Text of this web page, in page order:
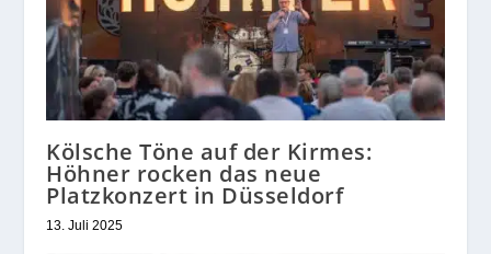
Kölsche Töne auf der Kirmes:
Höhner rocken das neue
Platzkonzert in Düsseldorf
13. Juli 2025